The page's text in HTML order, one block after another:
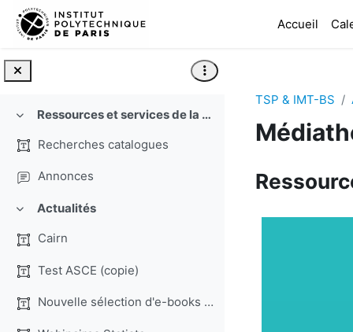
Passer au contenu principal
Accueil
Replier Ressources et services de la Médiathèque du campus d'Évry
Recherches catalogues
Annonces
ReplierActualités
Cairn
Test ASCE (copie)
Nouvelle sélection d'e-books Pearson (copy)
TSP & IMT-BS